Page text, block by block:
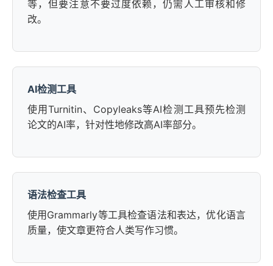
等，但要注意不要过度依赖，仍需人工审核和修
改。
AI检测工具
使用Turnitin、Copyleaks等AI检测工具预先检测
论文的AI率，针对性地修改高AI率部分。
语法检查工具
使用Grammarly等工具检查语法和表达，优化语言
质量，使文章更符合人类写作习惯。